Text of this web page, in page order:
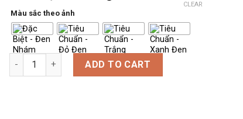
Màu sắc theo ảnh
CLEAR
Wave ALPHA 110cc quantity
ADD TO CART